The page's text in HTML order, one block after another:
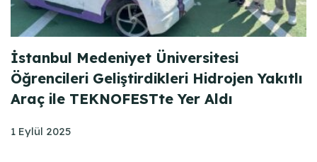
İstanbul Medeniyet Üniversitesi
Öğrencileri Geliştirdikleri Hidrojen Yakıtlı
Araç ile TEKNOFESTte Yer Aldı
1 Eylül 2025